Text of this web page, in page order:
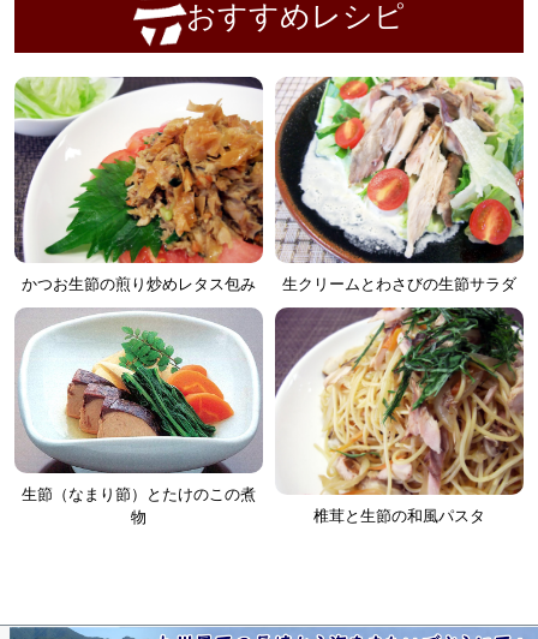
おすすめレシピ
かつお生節の煎り炒めレタス包み 生クリームとわさびの生節サラダ
生節（なまり節）とたけのこの煮
物
椎茸と生節の和風パスタ